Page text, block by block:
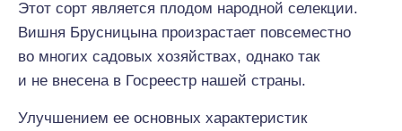
Этот сорт является плодом народной селекции.
Вишня Брусницына произрастает повсеместно
во многих садовых хозяйствах, однако так
и не внесена в Госреестр нашей страны.
Улучшением ее основных характеристик